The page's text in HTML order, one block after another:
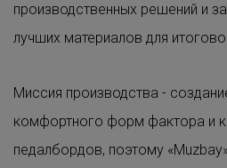
производственных решений и
лучших материалов для
Миссия производства -
комфортного форм фактора и
педалбордов, поэтому